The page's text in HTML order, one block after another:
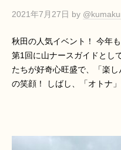
リ
ー
山
と
2021年7月27日 by
秋田の人気イベント！ 今年
第1回に山ナースガイドとし
たちが好奇心旺盛で、「楽
の笑顔！ しばし、「オトナ